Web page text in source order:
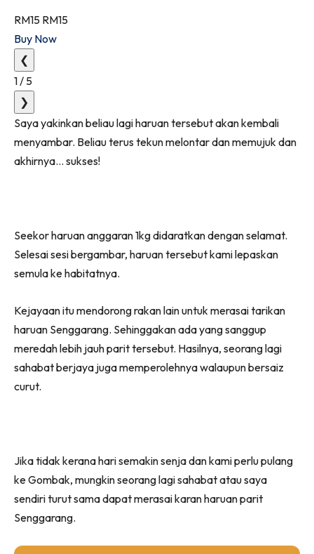
RM15 RM15
Buy Now
❮
1/ 5
❯
Saya yakinkan beliau lagi haruan tersebut akan kembali
menyambar. Beliau terus tekun melontar dan memujuk dan
akhirnya… sukses!
Seekor haruan anggaran 1kg didaratkan dengan selamat.
Selesai sesi bergambar, haruan tersebut kami lepaskan
semula ke habitatnya.
Kejayaan itu mendorong rakan lain untuk merasai tarikan
haruan Senggarang. Sehinggakan ada yang sanggup
meredah lebih jauh parit tersebut. Hasilnya, seorang lagi
sahabat berjaya juga memperolehnya walaupun bersaiz
curut.
Jika tidak kerana hari semakin senja dan kami perlu pulang
ke Gombak, mungkin seorang lagi sahabat atau saya
sendiri turut sama dapat merasai karan haruan parit
Senggarang.